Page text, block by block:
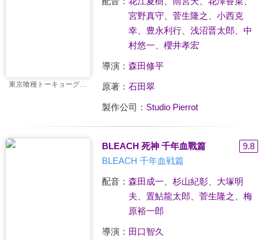
東京喰種トーキョーグール
宮野真守
菅生隆之
小西克
幸、 豊永利行、 浅沼晋太郎
中
村悠一
櫻井孝宏
導演： 森田修平
原著： 石田翠
製作公司： Studio Pierrot
BLEACH 死神 千年血戰篇
9.8
BLEACH 千年血戦篇
配音： 森田成一 杉山紀彰、 大塚明
夫
置鮎龍太郎 菅生隆之
梅
原裕一郎
導演： 田口智久